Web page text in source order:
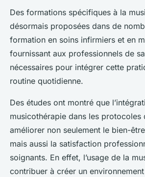
Des formations spécifiques à la
désormais proposées dans de
formation en soins infirmiers et en
fournissant aux professionnels de
nécessaires pour intégrer cette
routine quotidienne.
Des études ont montré que
musicothérapie dans les protocoles
améliorer non seulement le bien-
mais aussi la satisfaction
soignants. En effet, l’usage de la
contribuer à créer un